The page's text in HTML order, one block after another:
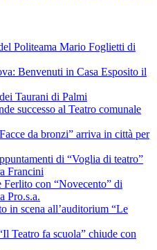
Politeama Mario Foglietti di
Benvenuti in Casa Esposito il
Taurani di Palmi
successo al Teatro comunale
da bronzi” arriva in città per
di “Voglia di teatro”
Francini
con “Novecento” di
Pro.s.a.
in scena all’auditorium “Le
Teatro fa scuola” chiude con